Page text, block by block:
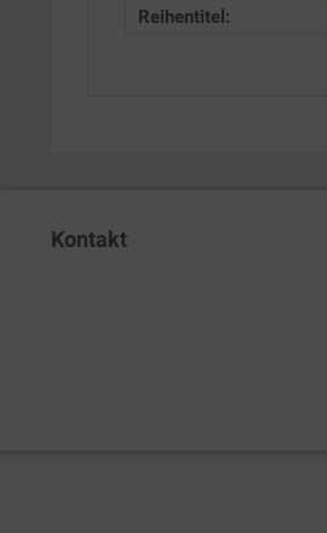
Reihentitel:
Kontakt